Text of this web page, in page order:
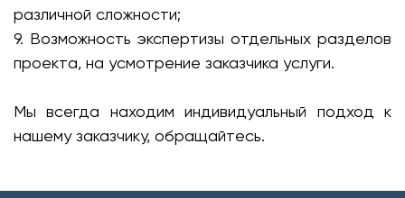
различной сложности;
9. Возможность экспертизы отдельных разделов
проекта, на усмотрение заказчика услуги.
Мы всегда находим индивидуальный подход к
нашему заказчику, обращайтесь.